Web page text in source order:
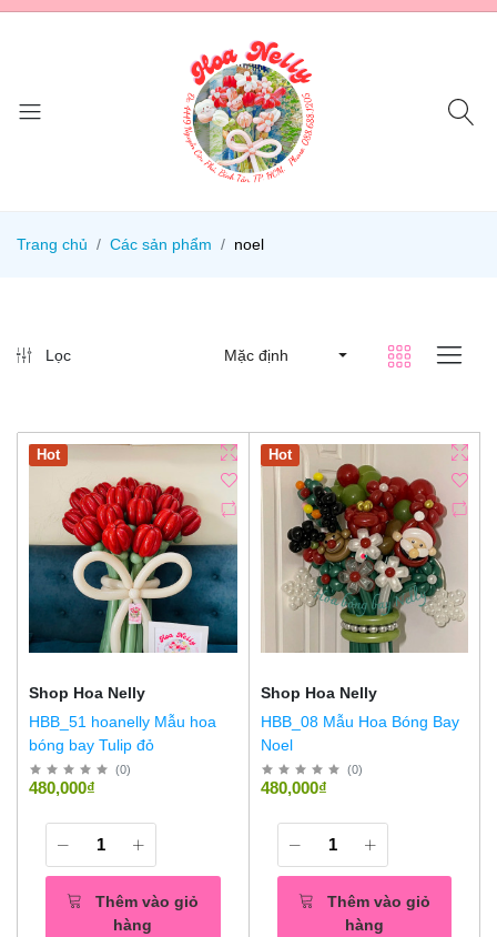
Trang chủ Các sản phẩm noel
Lọc Mặc định
Hot
Shop Hoa Nelly
HBB_51 hoanelly Mẫu hoa
bóng bay Tulip đỏ
(0)
480,000₫
Thêm vào giỏ
hàng
Hot
Shop Hoa Nelly
HBB_08 Mẫu Hoa Bóng Bay
Noel
(0)
480,000₫
Thêm vào giỏ
hàng